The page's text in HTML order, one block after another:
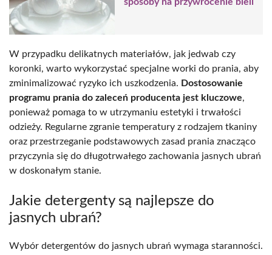
W przypadku delikatnych materiałów, jak jedwab czy
koronki, warto wykorzystać specjalne worki do prania, aby
zminimalizować ryzyko ich uszkodzenia. Dostosowanie
programu prania do zaleceń producenta jest kluczowe,
ponieważ pomaga to w utrzymaniu estetyki i trwałości
odzieży. Regularne zgranie temperatury z rodzajem tkaniny
oraz przestrzeganie podstawowych zasad prania znacząco
przyczynia się do długotrwałego zachowania jasnych ubrań
w doskonałym stanie.
Jakie detergenty są najlepsze do
jasnych ubrań?
Wybór detergentów do jasnych ubrań wymaga staranności.